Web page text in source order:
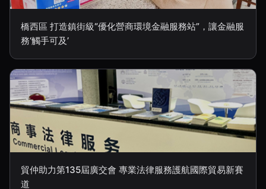
橋西區 打造鎮街級“優化營商環境金融服務站”，讓金融服
務‘觸手可及’
貿仲助力第135屆廣交會 專業法律服務護航國際貿易新賽
道